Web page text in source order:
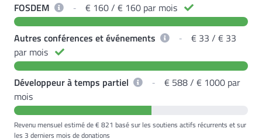
FOSDEM ‐ € 160 / € 160 par mois
Autres conférences et événements ‐
€ 33 / € 33
par mois
Développeur à temps partiel ‐
€ 588 / € 1000 par
mois
Revenu mensuel estimé de € 821 basé sur les soutiens actifs récurrents et sur
les 3 derniers mois de donations